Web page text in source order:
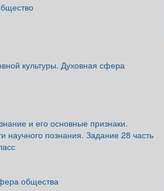
культуры. Духовная сфера
и его основные признаки.
научного познания. Задание 28 часть
общества